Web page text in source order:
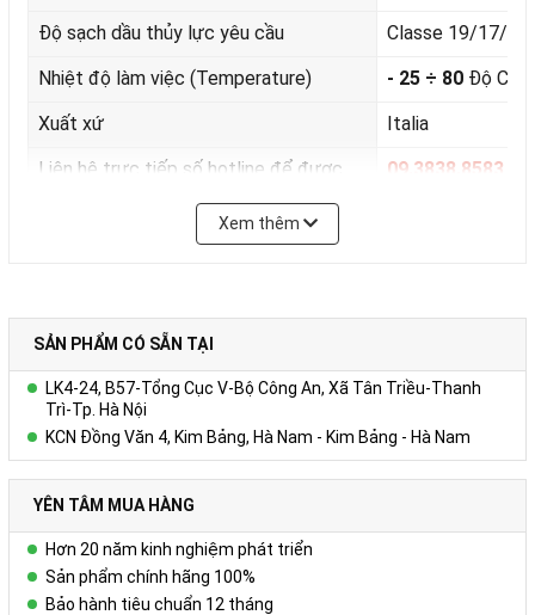
Độ sạch dầu thủy lực yêu cầu
Classe 19/17/14
Nhiệt độ làm việc (Temperature)
- 25 ÷ 80 Độ C.
Xuất xứ
Italia
Liên hệ trực tiếp số hotline để được
09.3838.8583
Xem thêm
SẢN PHẨM CÓ SẴN TẠI
LK4-24, B57-Tổng Cục V-Bộ Công An, Xã Tân Triều-Thanh
Trì-Tp. Hà Nội
KCN Đồng Văn 4, Kim Bảng, Hà Nam - Kim Bảng - Hà Nam
YÊN TÂM MUA HÀNG
Hơn 20 năm kinh nghiệm phát triển
Sản phẩm chính hãng 100%
Bảo hành tiêu chuẩn 12 tháng